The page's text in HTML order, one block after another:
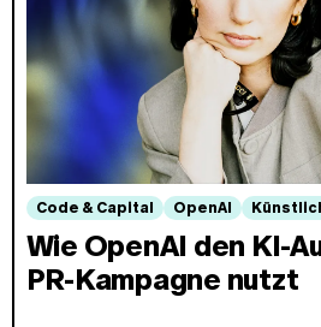
Code & Capital OpenAI
Wie OpenAI den KI-
PR-Kampagne nutzt